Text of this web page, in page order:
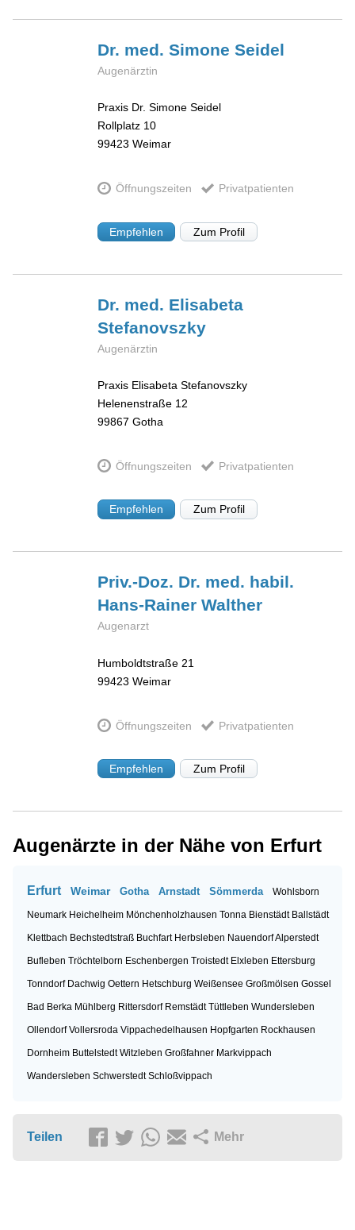
Dr. med. SimoneSeidel
Augenärztin
Praxis Dr. Simone Seidel
Rollplatz 10
99423 Weimar
Öffnungszeiten Privatpatienten
Empfehlen Zum Profil
Dr. med. Elisabeta
Stefanovszky
Augenärztin
Praxis Elisabeta Stefanovszky
Helenenstraße 12
99867 Gotha
Öffnungszeiten Privatpatienten
Empfehlen Zum Profil
Priv.-Doz. Dr. med. habil.
Hans-RainerWalther
Augenarzt
Humboldtstraße 21
99423 Weimar
Öffnungszeiten Privatpatienten
Empfehlen Zum Profil
Augenärzte in der Nähe von Erfurt
Erfurt Weimar Gotha Arnstadt Sömmerda Wohlsborn
Neumark Heichelheim Mönchenholzhausen Tonna Bienstädt Ballstädt
Klettbach Bechstedtstraß Buchfart Herbsleben NauendorfAlperstedt
Bufleben Tröchtelborn Eschenbergen Troistedt Elxleben Ettersburg
Tonndorf Dachwig Oettern Hetschburg Weißensee Großmölsen Gossel
Bad Berka Mühlberg Rittersdorf RemstädtTüttleben Wundersleben
OllendorfVollersroda Vippachedelhausen Hopfgarten Rockhausen
Dornheim ButtelstedtWitzleben Großfahner Markvippach
Wandersleben SchwerstedtSchloßvippach
Teilen Mehr